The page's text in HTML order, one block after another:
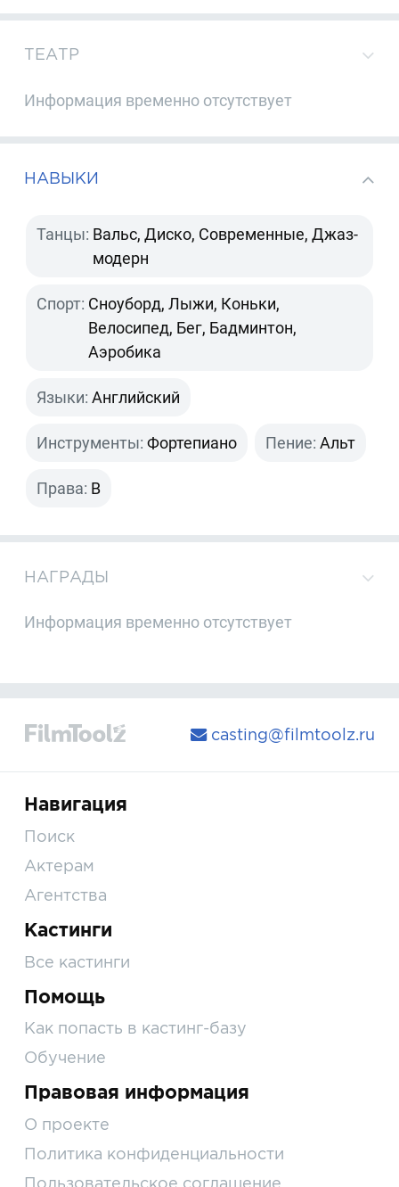
ТЕАТР
Информация временно отсутствует
НАВЫКИ
Танцы: Вальс, Диско, Современные, Джаз-
модерн
Спорт: Сноуборд, Лыжи, Коньки,
Велосипед, Бег, Бадминтон,
Аэробика
Языки: Английский
Инструменты: Фортепиано Пение: Альт
Права: B
НАГРАДЫ
Информация временно отсутствует
casting@filmtoolz.ru
Навигация
Поиск
Актерам
Агентства
Кастинги
Все кастинги
Помощь
Как попасть в кастинг-базу
Обучение
Правовая информация
О проекте
Политика конфиденциальности
Пользовательское соглашение